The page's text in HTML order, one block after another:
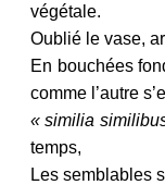
végétale.
Oublié le vase,
En bouchées
comme l’autre
« similia
temps,
Les semblables